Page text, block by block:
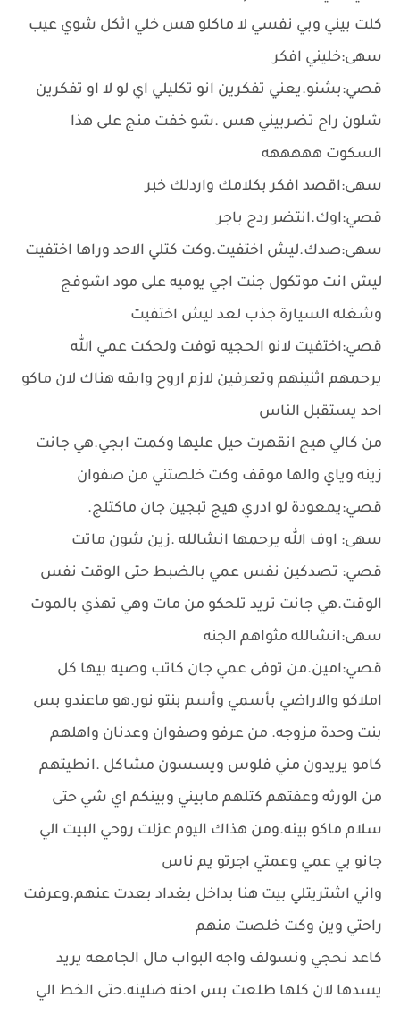
كلت بيني وبي نفسي لا ماكلو هس خلي اثكل شوي عيب
سهى:خليني افكر
قصي:بشنو.يعني تفكرين انو تكليلي اي لو لا او تفكرين
شلون راح تضربيني هس .شو خفت منج على هذا
السكوت هههههه
سهى:اقصد افكر بكلامك واردلك خبر
قصي:اوك.انتضر ردج باجر
سهى:صدك.ليش اختفيت.وكت كتلي الاحد وراها اختفيت
ليش انت موتكول جنت اجي يوميه على مود اشوفج
وشغله السيارة جذب لعد ليش اختفيت
قصي:اختفيت لانو الحجيه توفت ولحكت عمي الله
يرحمهم اثنينهم وتعرفين لازم اروح وابقه هناك لان ماكو
احد يستقبل الناس
من كالي هيج انقهرت حيل عليها وكمت ابجي.هي جانت
زينه وياي والها موقف وكت خلصتني من صفوان
قصي:يمعودة لو ادري هيج تبجين جان ماكتلج.
سهى: اوف الله يرحمها انشالله .زين شون ماتت
قصي: تصدكين نفس عمي بالضبط حتى الوقت نفس
الوقت.هي جانت تريد تلحكو من مات وهي تهذي بالموت
سهى:انشالله مثواهم الجنه
قصي:امين.من توفى عمي جان كاتب وصيه بيها كل
املاكو والاراضي بأسمي وأسم بنتو نور.هو ماعندو بس
بنت وحدة مزوجه. من عرفو وصفوان وعدنان واهلهم
كامو يريدون مني فلوس ويسسون مشاكل .انطيتهم
من الورثه وعفتهم كتلهم مابيني وبينكم اي شي حتى
سلام ماكو بينه.ومن هذاك اليوم عزلت روحي البيت الي
جانو بي عمي وعمتي اجرتو يم ناس
واني اشتريتلي بيت هنا بداخل بغداد بعدت عنهم.وعرفت
راحتي وين وكت خلصت منهم
كاعد نحجي ونسولف واجه البواب مال الجامعه يريد
يسدها لان كلها طلعت بس احنه ضلينه.حتى الخط الي